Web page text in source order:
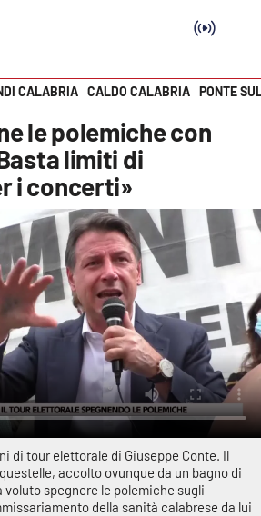
CALABRIA CALDO CALABRIA PONTE
le polemiche con
limiti di
i concerti»
di tour elettorale di Giuseppe Conte. Il
accolto ovunque da un bagno di
voluto spegnere le polemiche sugli
della sanità calabrese da lui